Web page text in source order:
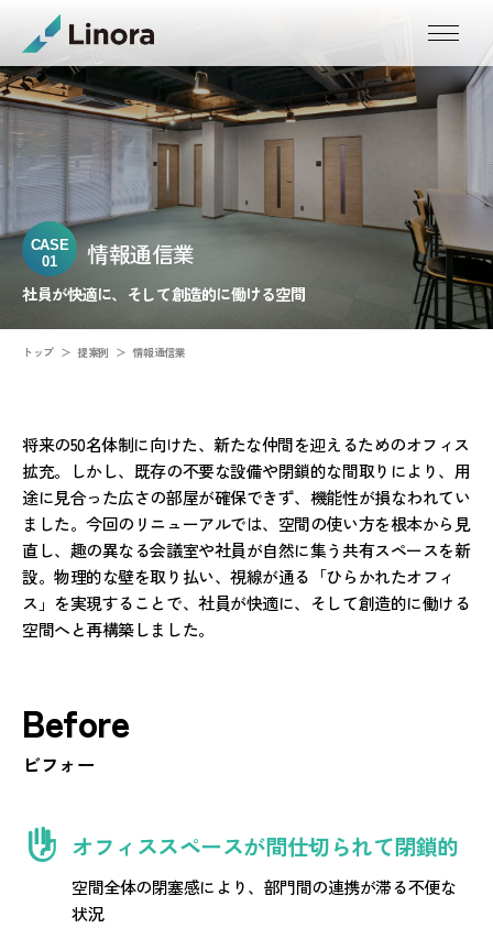
TOP
トップ
SERVICE
BUILD
施工について
Q&A
IDEAS
ABOUT
私たちについて
Work+Palce
ブログ
お役立ち資料
お気軽にお問い合わせください。
CASE
01
情報通信業
社員が快適に、そして創造的に働ける空間
トップ 提案例 情報通信業
将来の50名体制に向けた、新たな仲間を迎えるためのオフィス
拡充。しかし、既存の不要な設備や閉鎖的な間取りにより、用
途に見合った広さの部屋が確保できず、機能性が損なわれてい
ました。今回のリニューアルでは、空間の使い方を根本から見
直し、趣の異なる会議室や社員が自然に集う共有スペースを新
設。物理的な壁を取り払い、視線が通る「ひらかれたオフィ
ス」を実現することで、社員が快適に、そして創造的に働ける
空間へと再構築しました。
Before
ビフォー
front_hand オフィススペースが間仕切られて閉鎖的
空間全体の閉塞感により、部門間の連携が滞る不便な
状況